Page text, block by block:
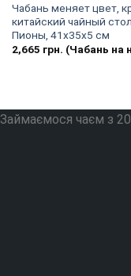
Чабань меняет цвет,
китайский чайный
Пионы, 41х35х5 см
2,665 грн. (Чабань на
Займаємося чаєм з